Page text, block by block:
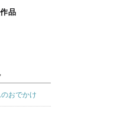
品
おでかけ